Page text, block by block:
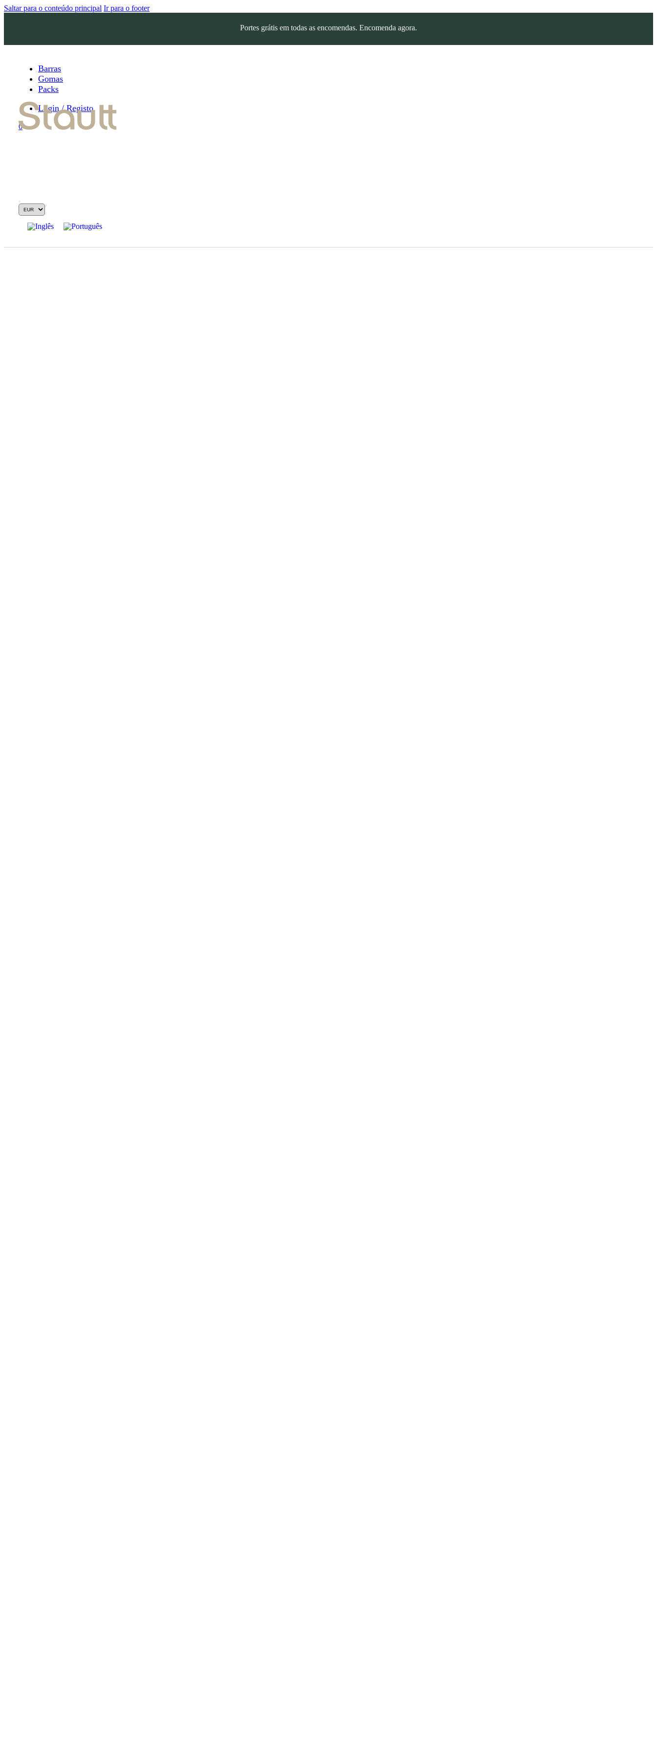
Saltar para o conteúdo principal Ir para o footer
Portes grátis em todas as encomendas. Encomenda agora.
Barras
Gomas
Packs
Login / Registo
0